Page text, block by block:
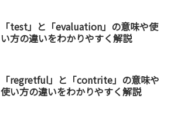
「test」と「evaluation」の意味や使
い方の違いをわかりやすく解説
「regretful」と「contrite」の意味や
使い方の違いをわかりやすく解説